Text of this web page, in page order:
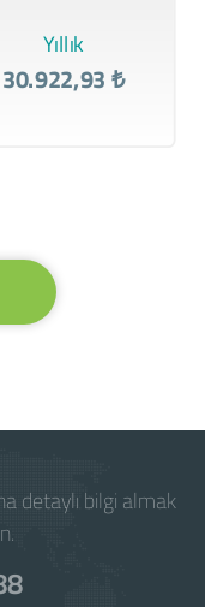
Yıllık
30.922,93 ₺
detaylı bilgi almak